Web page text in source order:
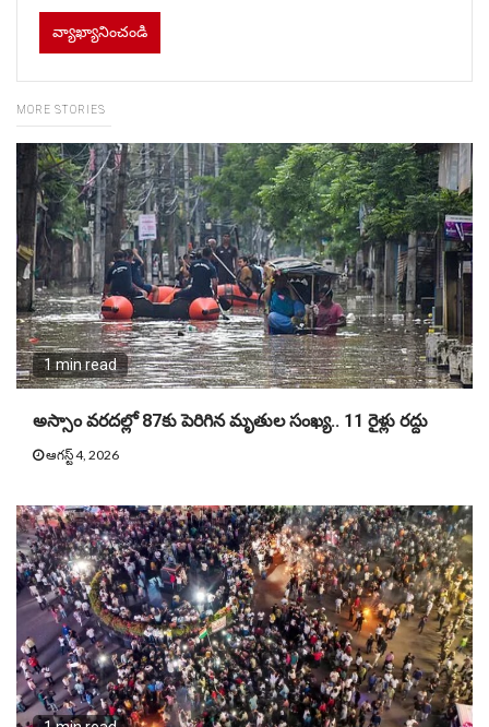
MORE STORIES
1 min read
అస్సాం వరదల్లో 87కు పెరిగిన మృతుల సంఖ్య.. 11 రైళ్లు రద్దు
ఆగస్ట్ 4, 2026